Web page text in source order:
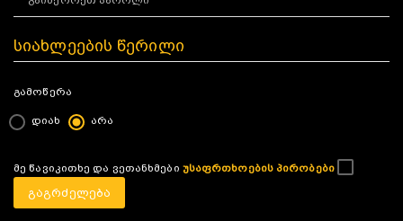
სიახლეების წერილი
გამოწერა
დიახ არა
მე წავიკითხე და ვეთანხმები უსაფრთხოების პირობები